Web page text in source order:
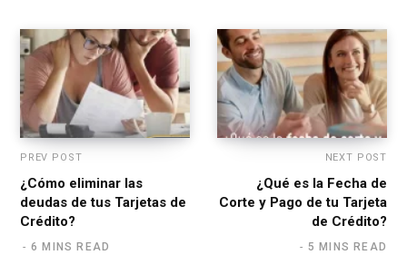
PREV POST
¿Cómo eliminar las
deudas de tus Tarjetas de
Crédito?
6 MINS READ
NEXT POST
¿Qué es la Fecha de
Corte y Pago de tu Tarjeta
de Crédito?
5 MINS READ